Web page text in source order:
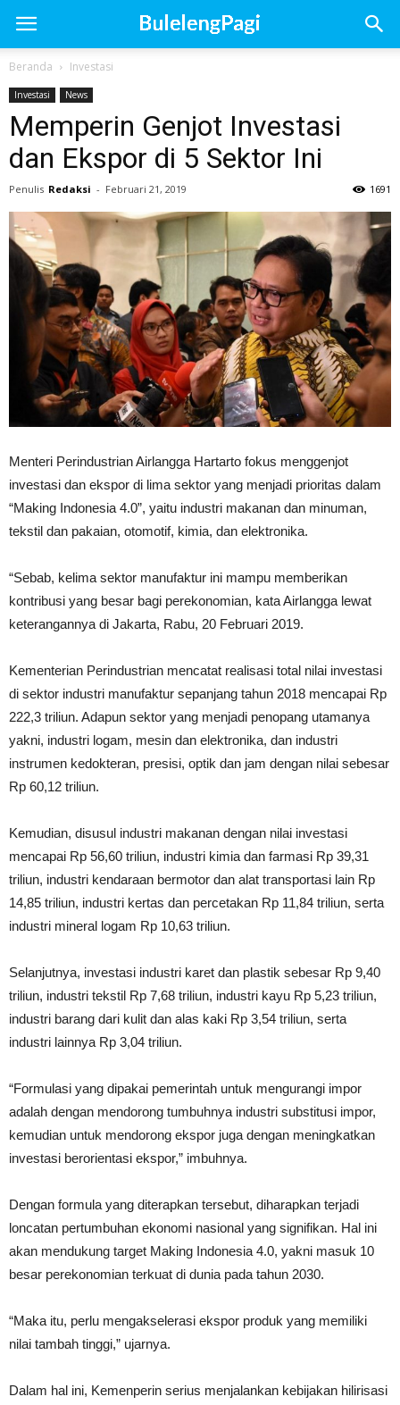
Beranda Investasi
Investasi News
Memperin Genjot Investasi
dan Ekspor di 5 Sektor Ini
Penulis Redaksi - Februari 21, 2019 1691
Menteri Perindustrian Airlangga Hartarto fokus menggenjot
investasi dan ekspor di lima sektor yang menjadi prioritas dalam
“Making Indonesia 4.0”, yaitu industri makanan dan minuman,
tekstil dan pakaian, otomotif, kimia, dan elektronika.
“Sebab, kelima sektor manufaktur ini mampu memberikan
kontribusi yang besar bagi perekonomian, kata Airlangga lewat
keterangannya di Jakarta, Rabu, 20 Februari 2019.
Kementerian Perindustrian mencatat realisasi total nilai investasi
di sektor industri manufaktur sepanjang tahun 2018 mencapai Rp
222,3 triliun. Adapun sektor yang menjadi penopang utamanya
yakni, industri logam, mesin dan elektronika, dan industri
instrumen kedokteran, presisi, optik dan jam dengan nilai sebesar
Rp 60,12 triliun.
Kemudian, disusul industri makanan dengan nilai investasi
mencapai Rp 56,60 triliun, industri kimia dan farmasi Rp 39,31
triliun, industri kendaraan bermotor dan alat transportasi lain Rp
14,85 triliun, industri kertas dan percetakan Rp 11,84 triliun, serta
industri mineral logam Rp 10,63 triliun.
Selanjutnya, investasi industri karet dan plastik sebesar Rp 9,40
triliun, industri tekstil Rp 7,68 triliun, industri kayu Rp 5,23 triliun,
industri barang dari kulit dan alas kaki Rp 3,54 triliun, serta
industri lainnya Rp 3,04 triliun.
“Formulasi yang dipakai pemerintah untuk mengurangi impor
adalah dengan mendorong tumbuhnya industri substitusi impor,
kemudian untuk mendorong ekspor juga dengan meningkatkan
investasi berorientasi ekspor,” imbuhnya.
Dengan formula yang diterapkan tersebut, diharapkan terjadi
loncatan pertumbuhan ekonomi nasional yang signifikan. Hal ini
akan mendukung target Making Indonesia 4.0, yakni masuk 10
besar perekonomian terkuat di dunia pada tahun 2030.
“Maka itu, perlu mengakselerasi ekspor produk yang memiliki
nilai tambah tinggi,” ujarnya.
Dalam hal ini, Kemenperin serius menjalankan kebijakan hilirisasi